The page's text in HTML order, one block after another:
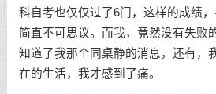
科自考也仅仅过了6门，这样的成绩，
简直不可思议。而我，竟然没有失败
知道了我那个同桌静的消息，还有，
在的生活，我才感到了痛。